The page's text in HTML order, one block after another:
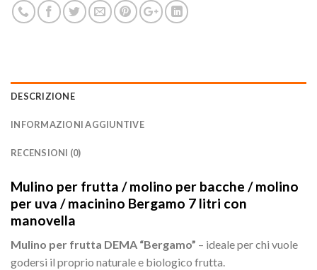
DESCRIZIONE
INFORMAZIONI AGGIUNTIVE
RECENSIONI (0)
Mulino per frutta / molino per bacche / molino
per uva / macinino Bergamo 7 litri con
manovella
Mulino per frutta DEMA “Bergamo” – ideale per chi vuole
godersi il proprio naturale e biologico frutta.